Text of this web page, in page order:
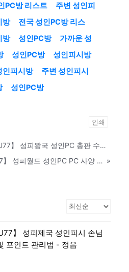
PC방 리스트
주변 성인피
방
전국 성인PC방 리스
방 성인PC방
가까운 성
성인PC방
성인피시방
인피시방
주변 성인피시
성인PC방
인쇄
인PC 총판 수익 구조 및 정산 시스템 완벽 이해 - 당진
PC PC 사양 및 서버 구축 최저가 견적 공유 - 순천 »
】 성피제국 성인피시 손님
포인트 관리법 - 정읍